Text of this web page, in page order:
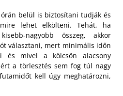
belül is biztosítani tudják és
lehet elkölteni. Tehát, ha
nagyobb összeg, akkor
választani, mert minimális időn
és mivel a kölcsön alacsony
a törlesztés sem fog túl nagy
kell úgy meghatározni,